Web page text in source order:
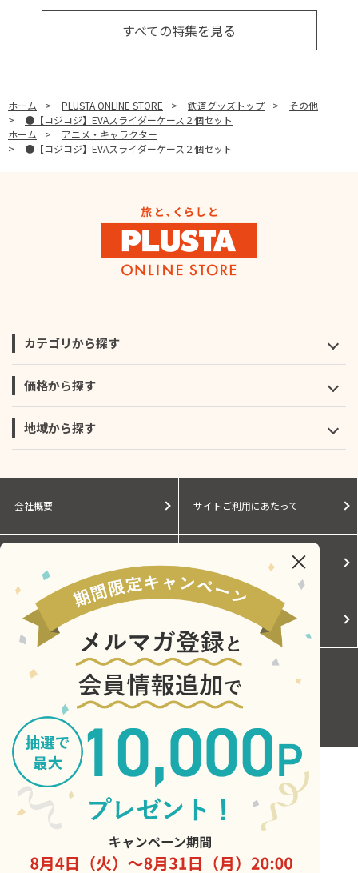
すべての特集を見る
ホーム > PLUSTA ONLINE STORE > 鉄道グッズトップ >
その他
>
●【コジコジ】EVAスライダーケース２個セット
ホーム
>
アニメ・キャラクター
>
●【コジコジ】EVAスライダーケース２個セット
カテゴリから探す
価格から探す
地域から探す
会社概要 サイトご利用にあたって
Cookieポリシー ご利用規約
お問い合わせ
Copyright © Central Japan Railway Company. All Rights Reserved.